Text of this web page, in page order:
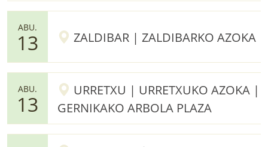
ABU.
13 ZALDIBAR | ZALDIBARKO AZOKA
ABU.
13
URRETXU | URRETXUKO AZOKA |
GERNIKAKO ARBOLA PLAZA